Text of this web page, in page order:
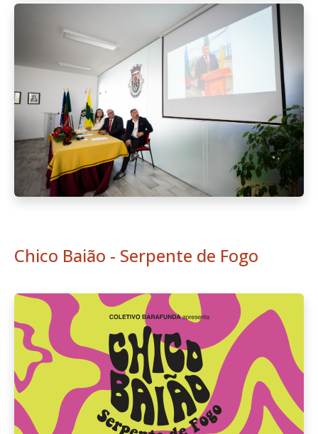
Chico Baião - Serpente de Fogo